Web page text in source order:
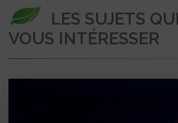
LES SUJETS
VOUS INTÉRESSER